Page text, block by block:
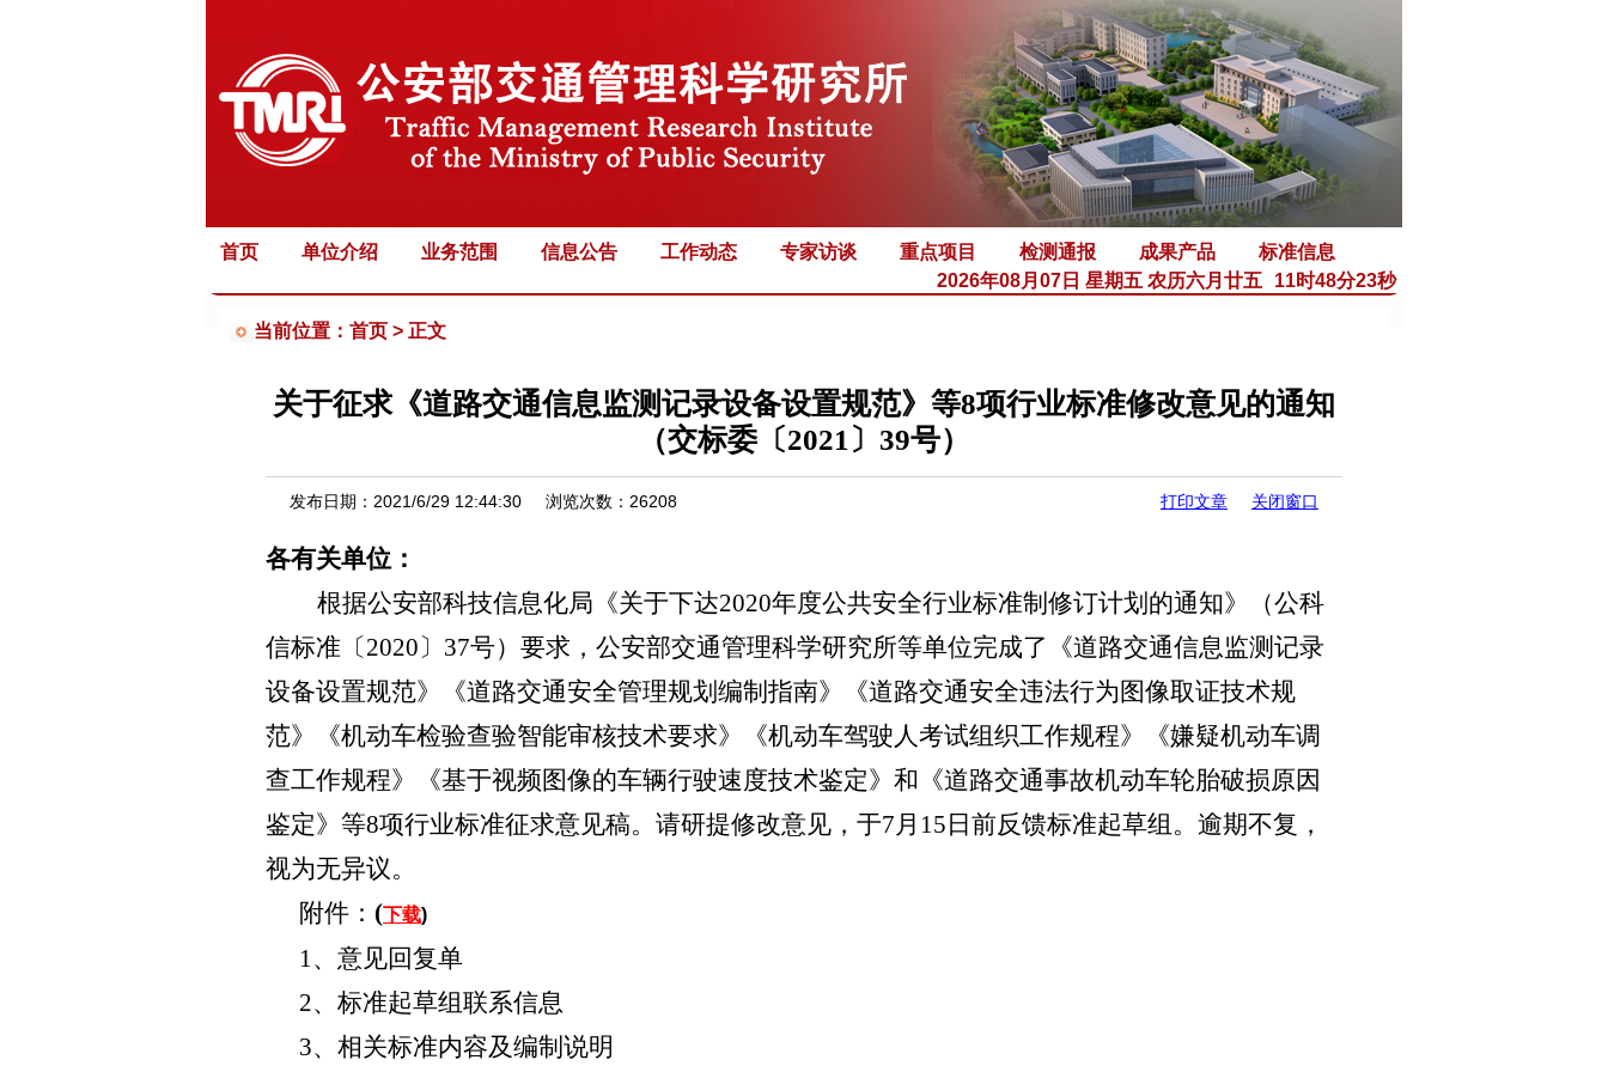
首页 单位介绍 业务范围 信息公告 工作动态 专家访谈 重点项目 检测通报 成果产品
标准信息
2026年08月07日 星期五 农历六月廿五
11时48分23秒
当前位置：首页 > 正文
关于征求《道路交通信息监测记录设备设置规范》等8项行业标准修改意见的通知
（交标委〔2021〕39号）
发布日期： 2021/6/29 12:44:30 浏览次数： 26208 打印文章 关闭窗口
各有关单位：
根据公安部科技信息化局《关于下达2020年度公共安全行业标准制修订计划的通知》（公科
信标准〔2020〕 37号）要求，公安部交通管理科学研究所等单位完成了《道路交通信息监测记录
设备设置规范》《道路交通安全管理规划编制指南》《道路交通安全违法行为图像取证技术规
范》《机动车检验查验智能审核技术要求》《机动车驾驶人考试组织工作规程》《嫌疑机动车调
查工作规程》《基于视频图像的车辆行驶速度技术鉴定》和《道路交通事故机动车轮胎破损原因
鉴定》等8项行业标准征求意见稿。请研提修改意见，于7月 15 日前反馈标准起草组。逾期不复，
视为无异议。
附件： (下载)
1、意见回复单
2、标准起草组联系信息
3、相关标准内容及编制说明